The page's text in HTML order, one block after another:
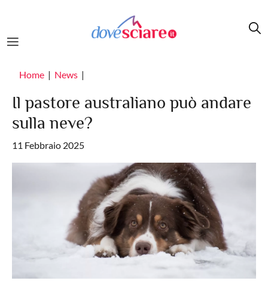
Home News
Il pastore australiano può andare
sulla neve?
11 Febbraio 2025